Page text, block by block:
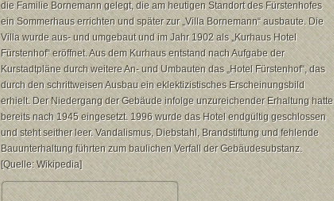
die Familie Bornemann gelegt, die am heutigen Standort des Fürstenhofes
ein Sommerhaus errichten und später zur „Villa Bornemann“ ausbaute. Die
Villa wurde aus- und umgebaut und im Jahr 1902 als „Kurhaus Hotel
Fürstenhof“ eröffnet. Aus dem Kurhaus entstand nach Aufgabe der
Kurstadtpläne durch weitere An- und Umbauten das „Hotel Fürstenhof“, das
durch den schrittweisen Ausbau ein eklektizistisches Erscheinungsbild
erhielt. Der Niedergang der Gebäude infolge unzureichender Erhaltung hatte
bereits nach 1945 eingesetzt. 1996 wurde das Hotel endgültig geschlossen
und steht seither leer. Vandalismus, Diebstahl, Brandstiftung und fehlende
Bauunterhaltung führten zum baulichen Verfall der Gebäudesubstanz.
[Quelle: Wikipedia]